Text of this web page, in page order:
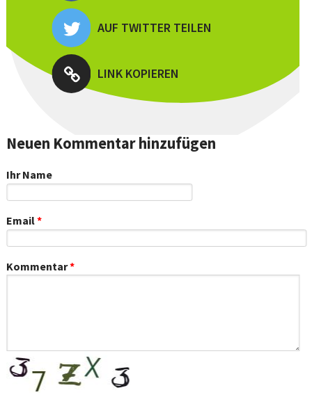
AUF TWITTER TEILEN
LINK KOPIEREN
Neuen Kommentar hinzufügen
Ihr Name
Email*
Kommentar*